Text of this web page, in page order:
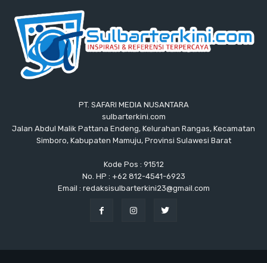
PT. SAFARI MEDIA NUSANTARA
sulbarterkini.com
Jalan Abdul Malik Pattana Endeng, Kelurahan Rangas, Kecamatan
Simboro, Kabupaten Mamuju, Provinsi Sulawesi Barat
Kode Pos : 91512
No. HP : +62 812-4541-6923
Email : redaksisulbarterkini23@gmail.com